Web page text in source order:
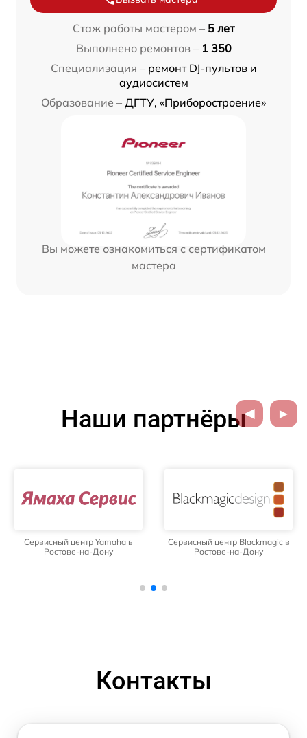
Стаж работы мастером – 5 лет
Выполнено ремонтов – 1 350
Специализация – ремонт DJ-пультов и
аудиосистем
Образование – ДГТУ, «Приборостроение»
Вы можете ознакомиться с сертификатом
мастера
Наши партнёры
Сервисный центр Yamaha в
Ростове-на-Дону
Сервисный центр Blackmagic в
Ростове-на-Дону
Контакты